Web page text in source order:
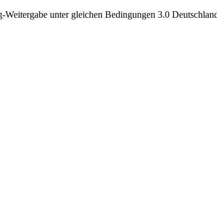
Weitergabe unter gleichen Bedingungen 3.0